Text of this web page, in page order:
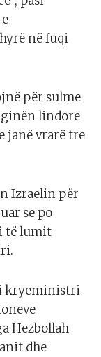
në fuqi
për sulme
lindore
janë vrarë tre
Izraelin për
se po
të lumit
kryeministri
Hezbollah
dhe